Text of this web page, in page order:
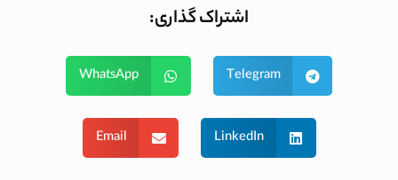
اشتراک گذاری:
Telegram
WhatsApp
LinkedIn
Email